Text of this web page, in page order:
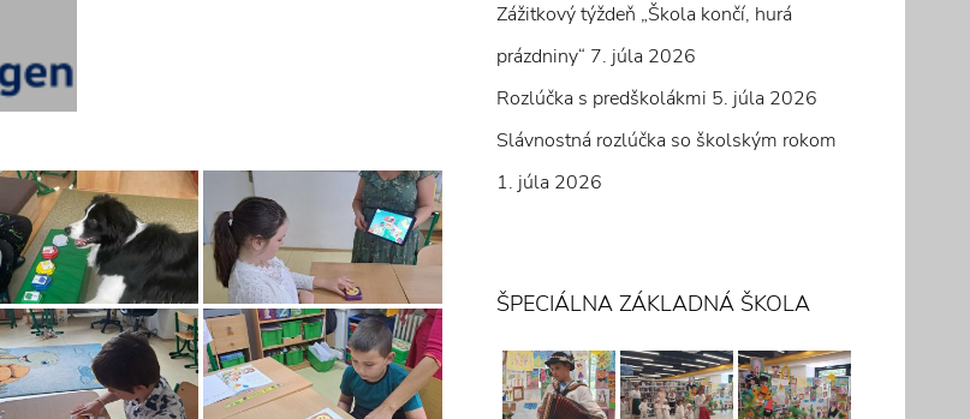
Zážitkový týždeň „Škola končí, hurá
prázdniny“ 7. júla 2026
Rozlúčka s predškolákmi 5. júla 2026
Slávnostná rozlúčka so školským rokom
1. júla 2026
ŠPECIÁLNA ZÁKLADNÁ ŠKOLA